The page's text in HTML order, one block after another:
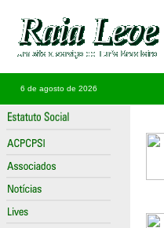
6 de agosto de 2026